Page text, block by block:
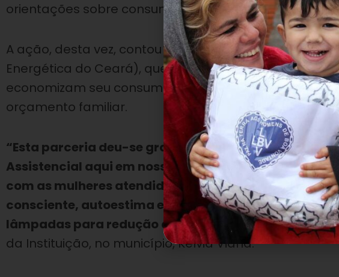
orientações sobre consumo consciente de energia e
A ação, desta vez, contou com o apoio de
Energética do Ceará), que destacaram algumas
economizam seu consumo diário, além de estimular
orçamento familiar.
“Esta parceria deu-se graças a uma boa articulação
Assistencial aqui em nosso território, e tem gerado
com as mulheres atendidas abordando temas como
consciente, autoestima e dicas de segurança, além
lâmpadas para redução de consumo e outros
da Instituição, no município, Kelvia Viana.